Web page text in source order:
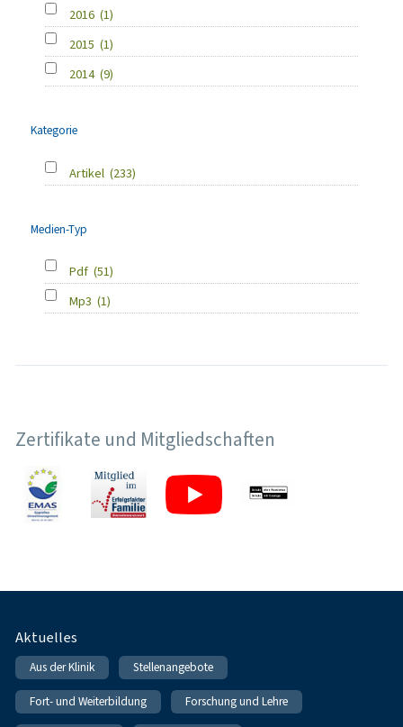
2016 (1)
2015 (1)
2014 (9)
Kategorie
Artikel (233)
Medien-Typ
Pdf (51)
Mp3 (1)
Zertifikate und Mitgliedschaften
Fußnavigation
Aktuelles
Aus der Klinik Stellenangebote
Fort- und Weiterbildung Forschung und Lehre